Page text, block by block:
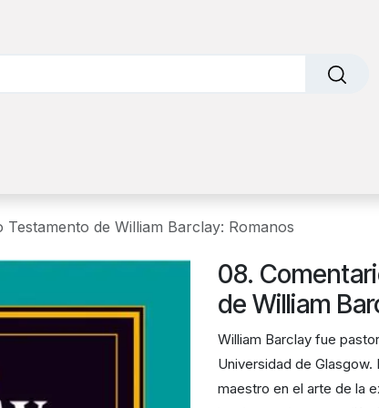
de William Barclay: Romanos
08.
de William
William Barclay fue
Universidad de
maestro en el arte de la